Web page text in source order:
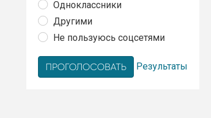
Одноклассники
Другими
Не пользуюсь соцсетями
Результаты